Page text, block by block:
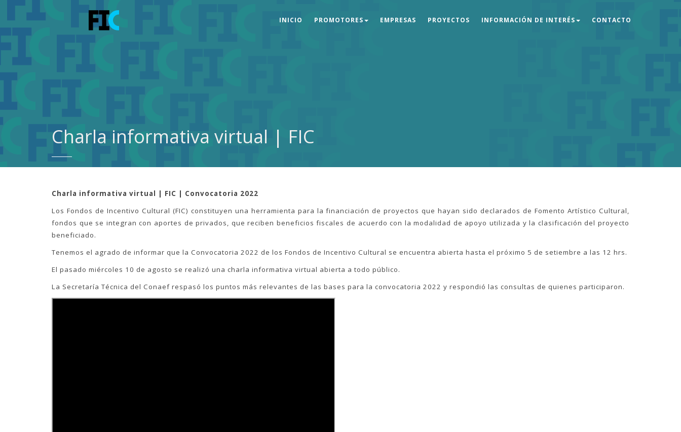
INICIO PROMOTORES EMPRESAS PROYECTOS INFORMACIÓN DE INTERÉS CONTACTO
Charla informativa virtual | FIC
Charla informativa virtual | FIC | Convocatoria 2022
Los Fondos de Incentivo Cultural (FIC) constituyen una herramienta para la financiación de proyectos que hayan sido declarados de Fomento Artístico Cultural,
fondos que se integran con aportes de privados, que reciben beneficios fiscales de acuerdo con la modalidad de apoyo utilizada y la clasificación del proyecto
beneficiado.
Tenemos el agrado de informar que la Convocatoria 2022 de los Fondos de Incentivo Cultural se encuentra abierta hasta el próximo 5 de setiembre a las 12 hrs.
El pasado miércoles 10 de agosto se realizó una charla informativa virtual abierta a todo público.
La Secretaría Técnica del Conaef respasó los puntos más relevantes de las bases para la convocatoria 2022 y respondió las consultas de quienes participaron.